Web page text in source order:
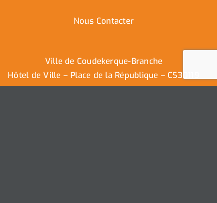
Nous Contacter
Ville de Coudekerque-Branche
Hôtel de Ville – Place de la République – CS30119
59411 Coudekerque-Branche Cedex